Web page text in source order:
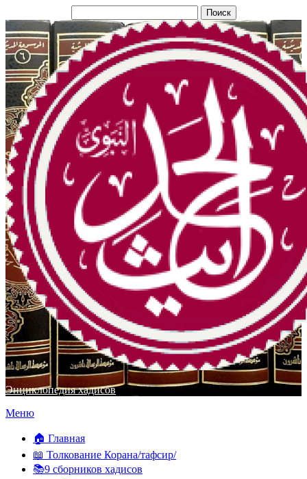
Энциклопедия хадисов
Перейти
содержимому
Меню
🏠 Главная
📖 Толкование Корана/тафсир/
📚9 сборников хадисов